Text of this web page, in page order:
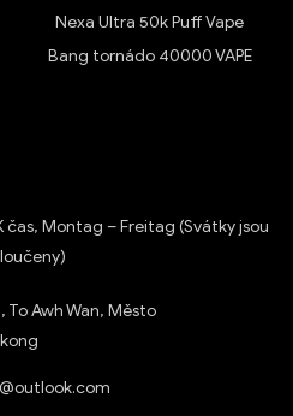
Nexa Ultra 50k Puff Vape
Bang tornádo 40000 VAPE
čas, Montag – Freitag (Svátky jsou
To Awh Wan, Město